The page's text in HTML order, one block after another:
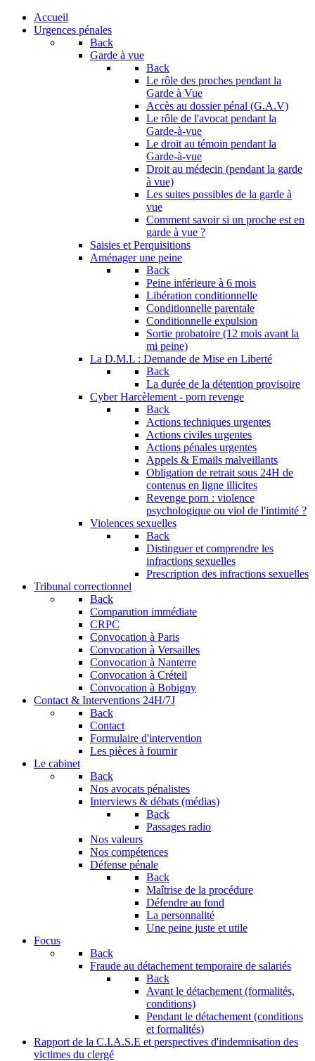
Accueil
Urgences pénales
Back
Garde à vue
Back
Le rôle des proches pendant la
Garde à Vue
Accès au dossier pénal (G.A.V)
Le rôle de l'avocat pendant la
Garde-à-vue
Le droit au témoin pendant la
Garde-à-vue
Droit au médecin (pendant la garde
à vue)
Les suites possibles de la garde à
vue
Comment savoir si un proche est en
garde à vue ?
Saisies et Perquisitions
Aménager une peine
Back
Peine inférieure à 6 mois
Libération conditionnelle
Conditionnelle parentale
Conditionnelle expulsion
Sortie probatoire (12 mois avant la
mi peine)
La D.M.L : Demande de Mise en Liberté
Back
La durée de la détention provisoire
Cyber Harcèlement - porn revenge
Back
Actions techniques urgentes
Actions civiles urgentes
Actions pénales urgentes
Appels & Emails malveillants
Obligation de retrait sous 24H de
contenus en ligne illicites
Revenge porn : violence
psychologique ou viol de l'intimité ?
Violences sexuelles
Back
Distinguer et comprendre les
infractions sexuelles
Prescription des infractions sexuelles
Tribunal correctionnel
Back
Comparution immédiate
CRPC
Convocation à Paris
Convocation à Versailles
Convocation à Nanterre
Convocation à Créteil
Convocation à Bobigny
Contact & Interventions 24H/7J
Back
Contact
Formulaire d'intervention
Les pièces à fournir
Le cabinet
Back
Nos avocats pénalistes
Interviews & débats (médias)
Back
Passages radio
Nos valeurs
Nos compétences
Défense pénale
Back
Maîtrise de la procédure
Défendre au fond
La personnalité
Une peine juste et utile
Focus
Back
Fraude au détachement temporaire de salariés
Back
Avant le détachement (formalités,
conditions)
Pendant le détachement (conditions
et formalités)
Rapport de la C.I.A.S.E et perspectives d'indemnisation des
victimes du clergé